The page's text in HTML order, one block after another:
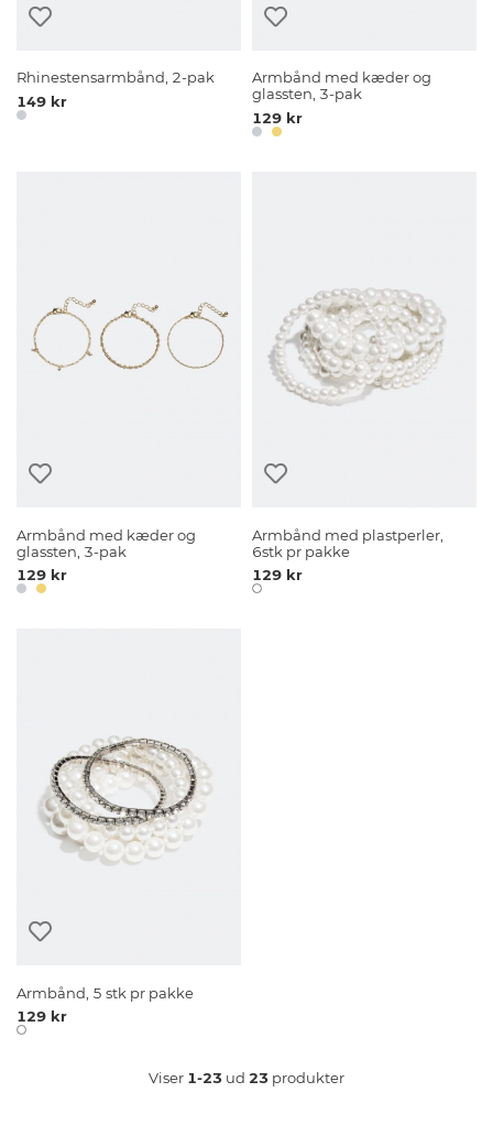
Rhinestensarmbånd, 2-pak
149 kr
Armbånd med kæder og
glassten, 3-pak
129 kr
Armbånd med kæder og
glassten, 3-pak
129 kr
Armbånd med plastperler,
6stk pr pakke
129 kr
Armbånd, 5 stk pr pakke
129 kr
Viser 1-23 ud 23 produkter